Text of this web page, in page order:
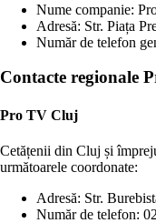
Nume companie:
Adresă: Str. Piața
Număr de telefon
Contacte regionale
Pro TV Cluj
Cetățenii din Cluj și
următoarele coordonate:
Adresă: Str.
Număr de telefon: